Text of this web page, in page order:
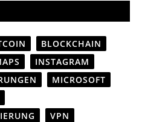
BLOCKCHAIN
INSTAGRAM
MICROSOFT
VPN